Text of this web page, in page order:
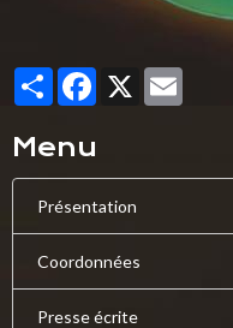
PartagerFacebook
X
Menu
Présentation
Coordonnées
Presse écrite